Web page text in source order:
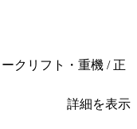
クリフト・重機 / 正
詳細を表示